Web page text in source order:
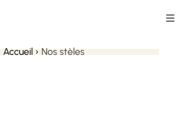
Accueil›Nos stèles